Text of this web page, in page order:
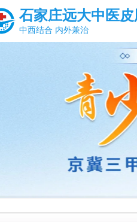
石家庄远大中医
中西结合 内外兼治